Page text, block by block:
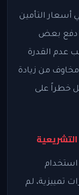
التأمين
دفع بعض
عدم القدرة
مخاوف من زيادة
خطراً على
تمييزية، لم